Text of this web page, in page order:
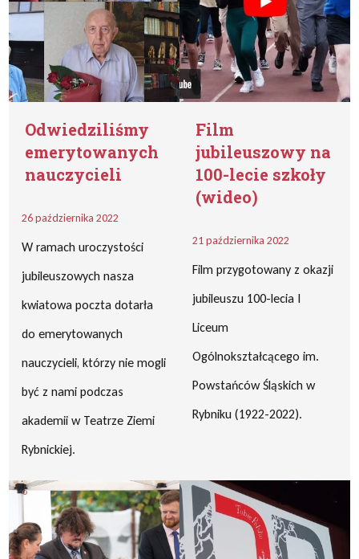
Odwiedziliśmy
emerytowanych
nauczycieli
26 października 2022
W ramach uroczystości
jubileuszowych nasza
kwiatowa poczta dotarła
do emerytowanych
nauczycieli, którzy nie mogli
być z nami podczas
akademii w Teatrze Ziemi
Rybnickiej.
Film
jubileuszowy na
100-lecie szkoły
(wideo)
21 października 2022
Film przygotowany z okazji
jubileuszu 100-lecia I
Liceum
Ogólnokształcącego im.
Powstańców Śląskich w
Rybniku (1922-2022).